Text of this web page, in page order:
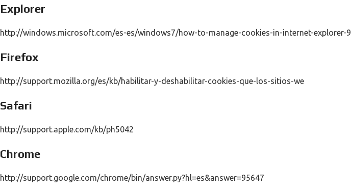
Explorer
http://windows.microsoft.com/es-es/windows7/how-to-manage-cookies-in-internet-explorer-9
Firefox
http://support.mozilla.org/es/kb/habilitar-y-deshabilitar-cookies-que-los-sitios-we
Safari
http://support.apple.com/kb/ph5042
Chrome
http://support.google.com/chrome/bin/answer.py?hl=es&answer=95647